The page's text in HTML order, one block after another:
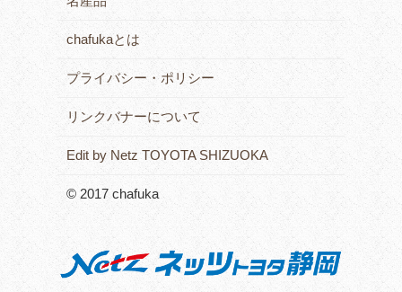
chafukaとは
プライバシー・ポリシー
リンクバナーについて
Edit by Netz TOYOTA SHIZUOKA
© 2017 chafuka